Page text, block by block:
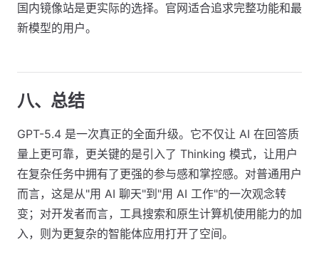
国内镜像站是更实际的选择。官网适合追求完整功能和最
新模型的用户。
八、总结
GPT-5.4 是一次真正的全面升级。它不仅让 AI 在回答质
量上更可靠，更关键的是引入了 Thinking 模式，让用户
在复杂任务中拥有了更强的参与感和掌控感。对普通用户
而言，这是从"用 AI 聊天"到"用 AI 工作"的一次观念转
变；对开发者而言，工具搜索和原生计算机使用能力的加
入，则为更复杂的智能体应用打开了空间。